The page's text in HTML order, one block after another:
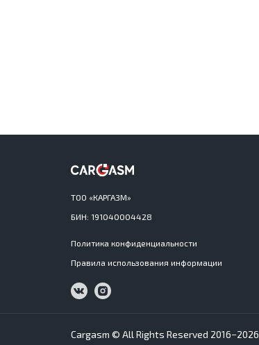
ТОО «КАРГАЗМ»
БИН: 191040004428
Политика конфиденциальности
Правила использования информации
Cargasm © All Rights Reserved 2016−2026